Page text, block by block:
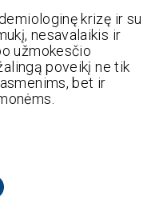
krizę ir su
nesavalaikis ir
užmokesčio
poveikį ne tik
bet ir